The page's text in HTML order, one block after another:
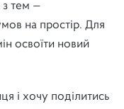
тем —
на простір. Для
освоїти новий
і хочу поділитись